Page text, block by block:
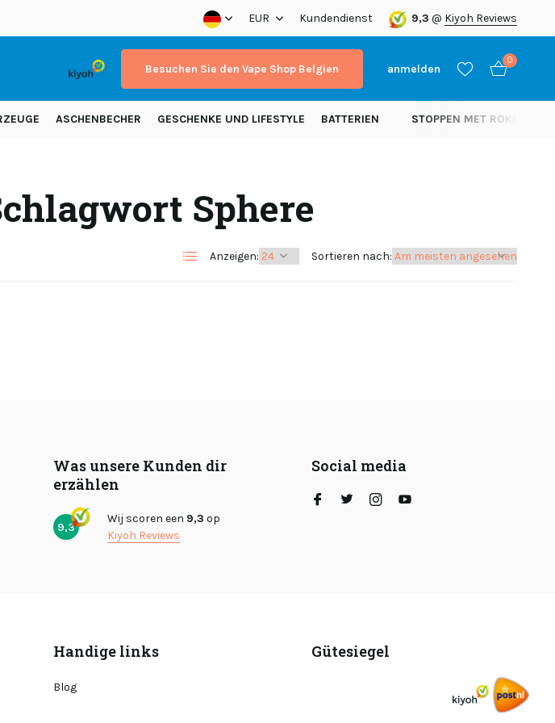
EUR Kundendienst 9,3 @ Kiyoh Reviews
Besuchen Sie den Vape Shop Belgien anmelden
anlegen
0
ASCHENBECHER GESCHENKE UND LIFESTYLE BATTERIEN STOPPEN MET ROKEN
Sphere
Anzeigen: Sortieren nach:
Was unsere Kunden dir
erzählen
9,3
Wij scoren een 9,3 op
Kiyoh Reviews
Social media
Handige links
Blog
Gütesiegel